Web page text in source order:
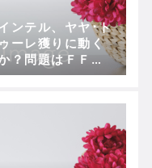
ンテル、ヤヤ･ト
ゥーレ獲りに動く
？問題はＦＦＰ
反の可能性